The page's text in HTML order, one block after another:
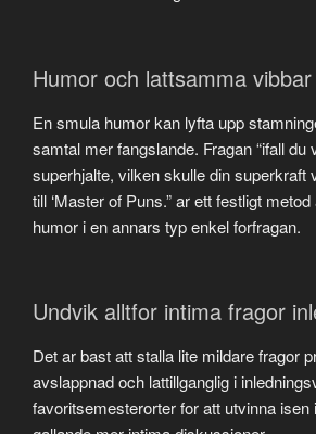
Humor och lattsamma vibbar
En smula humor kan lyfta upp
samtal mer fangslande. Fragan “ifall du
superhjalte, vilken skulle din superkraft
till ‘Master of Puns.” ar ett festligt
humor i en annars typ enkel forfragan.
Undvik alltfor intima fragor
Det ar bast att stalla lite mildare fragor
avslappnad och lattillganglig i
favoritsemesterorter for att utvinna isen